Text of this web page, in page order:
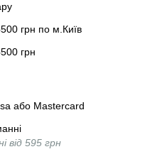
грн по м.Київ
грн
або Mastercard
від 595 грн